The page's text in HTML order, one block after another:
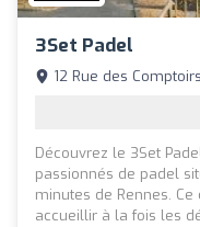
3Set Padel
12 Rue des
Découvrez le 3Set
passionnés de padel
minutes de Rennes.
accueillir à la fois les